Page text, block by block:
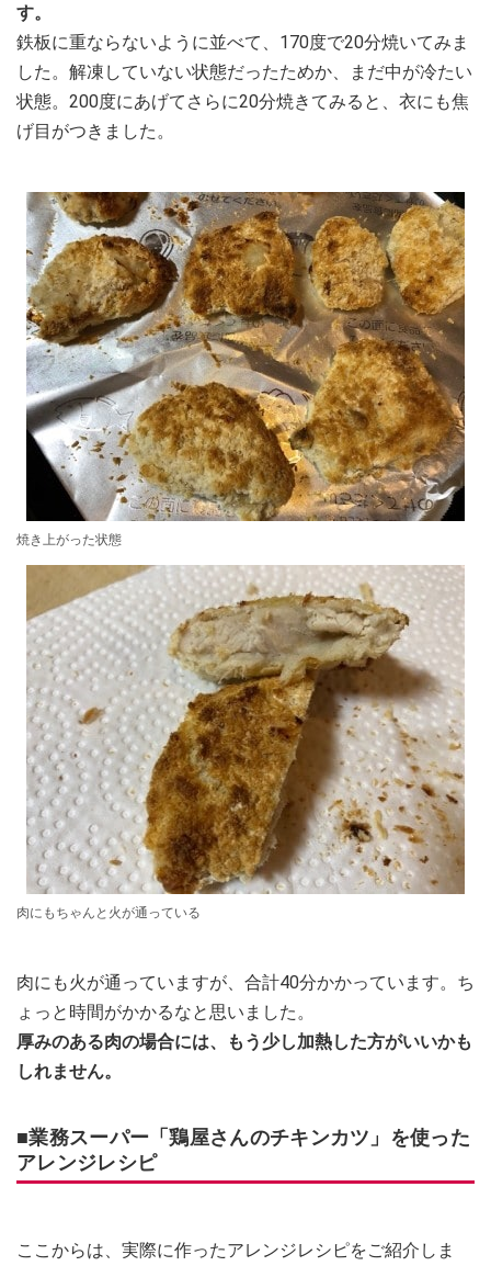
す。
鉄板に重ならないように並べて、170度で20分焼いてみま
した。解凍していない状態だったためか、まだ中が冷たい
状態。200度にあげてさらに20分焼きてみると、衣にも焦
げ目がつきました。
焼き上がった状態
肉にもちゃんと火が通っている
肉にも火が通っていますが、合計40分かかっています。ち
ょっと時間がかかるなと思いました。
厚みのある肉の場合には、もう少し加熱した方がいいかも
しれません。
■業務スーパー「鶏屋さんのチキンカツ」を使った
アレンジレシピ
ここからは、実際に作ったアレンジレシピをご紹介しま